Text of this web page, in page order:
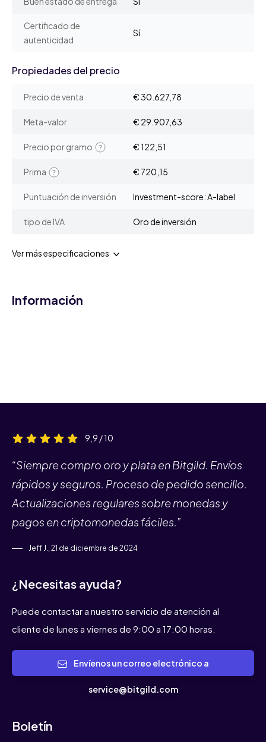
Certificado de
autenticidad
Sí
Propiedades del precio
Precio de venta € 30.627,78
Meta-valor € 29.907,63
Precio por gramo € 122,51
Prima € 720,15
Puntuación de inversión Investment-score: A-label
tipo de IVA Oro de inversión
Ver más especificaciones
Información
9,9 / 10
“Siempre compro oro y plata en Bitgild. Envíos
rápidos y seguros. Proceso de pedido sencillo.
Actualizaciones regulares sobre monedas y
pagos en criptomonedas fáciles.”
Jeff J., 21 de diciembre de 2024
¿Necesitas ayuda?
Puede contactar a nuestro servicio de atención al
cliente de lunes a viernes de 9:00 a 17:00 horas.
service@bitgild.com
Boletín